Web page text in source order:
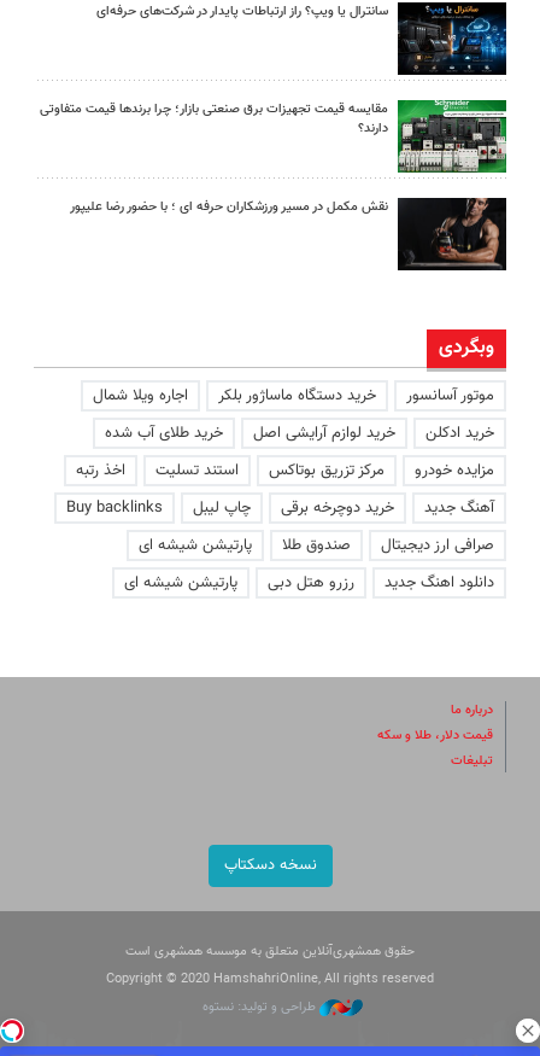
سانترال یا ویپ؟ راز ارتباطات پایدار در شرکت‌های حرفه‌ای
مقایسه قیمت تجهیزات برق صنعتی بازار؛ چرا برندها قیمت متفاوتی
دارند؟
نقش مکمل در مسیر ورزشکاران حرفه ای ؛ با حضور رضا علیپور
وبگردی
موتور آسانسور خرید دستگاه ماساژور بلکر
اجاره ویلا شمال
خرید ادکلن
خرید لوازم آرایشی اصل
خرید طلای آب شده
مزایده خودرو
مرکز تزریق بوتاکس استند تسلیت
اخذ رتبه
آهنگ جدید
خرید دوچرخه برقی چاپ لیبل
Buy backlinks
صرافی ارز دیجیتال
صندوق طلا
پارتیشن شیشه ای
دانلود اهنگ جدید
رزرو هتل دبی پارتیشن شیشه ای
درباره ما
قیمت دلار، طلا و سکه
تبلیغات
نسخه دسکتاپ
حقوق همشهری‌آنلاین متعلق به موسسه همشهری است
Copyright © 2020 HamshahriOnline, All rights reserved
طراحی و تولید: نستوه